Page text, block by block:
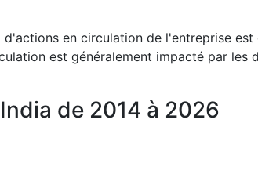
en circulation de l'entreprise est
est généralement impacté par les
de 2014 à 2026